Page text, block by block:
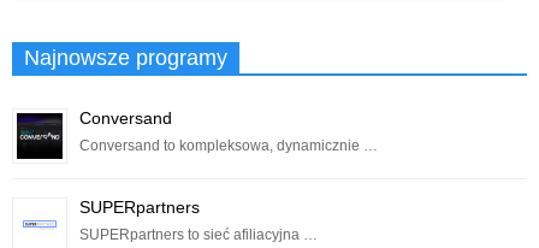
Najnowsze programy
Conversand
Conversand to kompleksowa, dynamicznie …
SUPERpartners
SUPERpartners to sieć afiliacyjna …